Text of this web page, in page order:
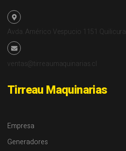
Avda. Américo Vespucio 1151 Quilicura
ventas@tirreaumaquinarias.cl
Tirreau Maquinarias
Empresa
Generadores